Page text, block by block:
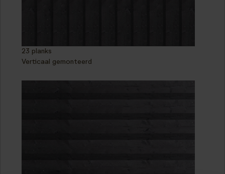
23 planks
Verticaal gemonteerd